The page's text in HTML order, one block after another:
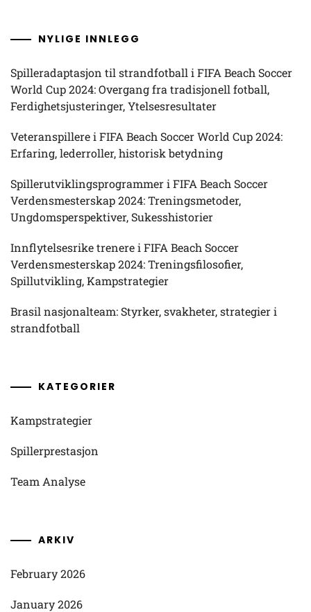
NYLIGE INNLEGG
Spilleradaptasjon til strandfotball i FIFA Beach Soccer
World Cup 2024: Overgang fra tradisjonell fotball,
Ferdighetsjusteringer, Ytelsesresultater
Veteranspillere i FIFA Beach Soccer World Cup 2024:
Erfaring, lederroller, historisk betydning
Spillerutviklingsprogrammer i FIFA Beach Soccer
Verdensmesterskap 2024: Treningsmetoder,
Ungdomsperspektiver, Sukesshistorier
Innflytelsesrike trenere i FIFA Beach Soccer
Verdensmesterskap 2024: Treningsfilosofier,
Spillutvikling, Kampstrategier
Brasil nasjonalteam: Styrker, svakheter, strategier i
strandfotball
KATEGORIER
Kampstrategier
Spillerprestasjon
Team Analyse
ARKIV
February 2026
January 2026